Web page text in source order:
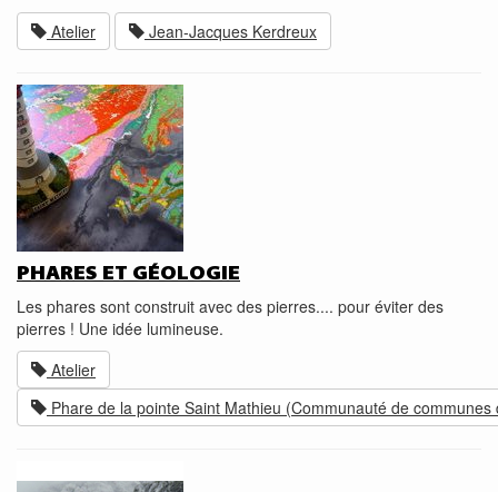
Atelier
Jean-Jacques Kerdreux
PHARES ET GÉOLOGIE
Les phares sont construit avec des pierres.... pour éviter des
pierres ! Une idée lumineuse.
Atelier
Phare de la pointe Saint Mathieu (Communauté de communes